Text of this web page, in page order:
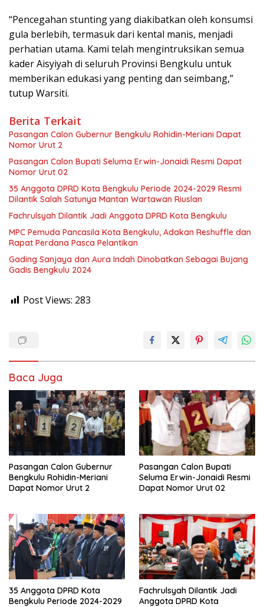
“Pencegahan stunting yang diakibatkan oleh konsumsi
gula berlebih, termasuk dari kental manis, menjadi
perhatian utama. Kami telah mengintruksikan semua
kader Aisyiyah di seluruh Provinsi Bengkulu untuk
memberikan edukasi yang penting dan seimbang,”
tutup Warsiti.
Berita Terkait
Pasangan Calon Gubernur Bengkulu Rohidin-Meriani Dapat
Nomor Urut 2
Pasangan Calon Bupati Seluma Erwin-Jonaidi Resmi Dapat
Nomor Urut 02
35 Anggota DPRD Kota Bengkulu Periode 2024-2029 Resmi
Dilantik Salah Satunya Mantan Wartawan Riuslan
Fachrulsyah Dilantik Jadi Anggota DPRD Kota Bengkulu
MPC Pemuda Pancasila Kota Bengkulu, Adakan Reshuffle dan
Rapat Perdana Pasca Pelantikan
Gading Sanjaya dan Aura Indah Dinobatkan Sebagai Bujang
Gadis Bengkulu 2024
Post Views: 283
Baca Juga
Pasangan Calon Gubernur
Bengkulu Rohidin-Meriani
Dapat Nomor Urut 2
Pasangan Calon Bupati
Seluma Erwin-Jonaidi Resmi
Dapat Nomor Urut 02
35 Anggota DPRD Kota
Bengkulu Periode 2024-2029
Fachrulsyah Dilantik Jadi
Anggota DPRD Kota